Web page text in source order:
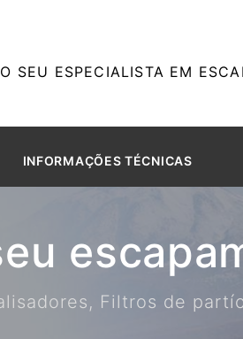
O SEU ESPECIALISTA EM
INFORMAÇÕES TÉCNICAS
Filtros de